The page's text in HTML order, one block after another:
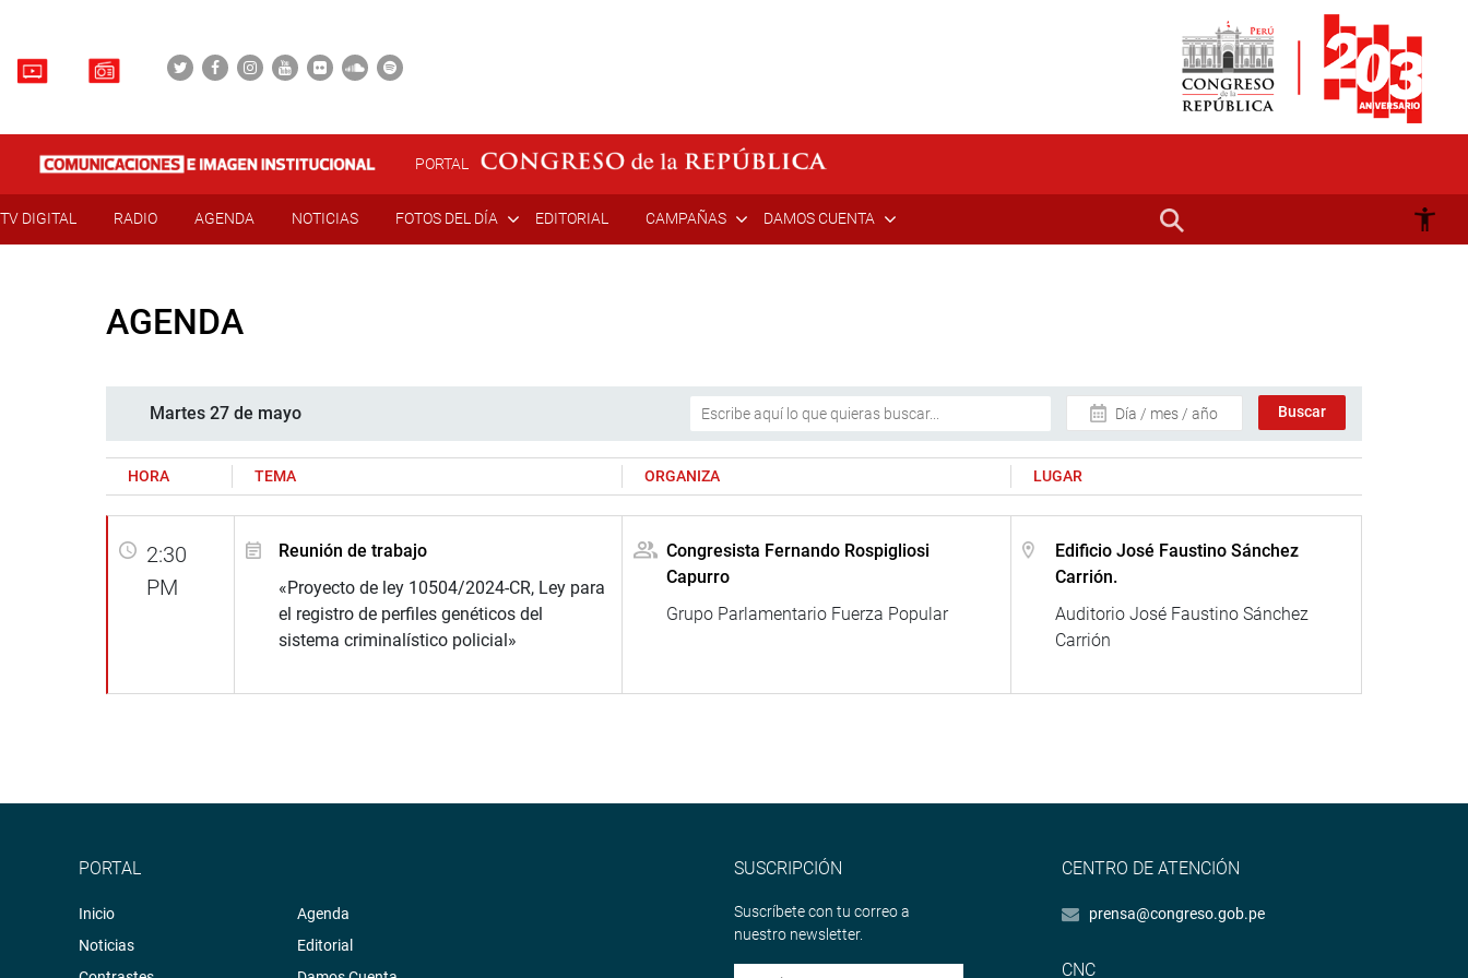
PORTAL
TV DIGITAL RADIO AGENDA NOTICIAS FOTOS DEL DÍA EDITORIAL CAMPAÑAS DAMOS CUENTA
AGENDA
Martes 27 de mayo Día / mes / año
HORA TEMA ORGANIZA LUGAR
2:30
PM
Reunión de trabajo
«Proyecto de ley 10504/2024-CR, Ley para
el registro de perfiles genéticos del
sistema criminalístico policial»
Congresista Fernando Rospigliosi
Capurro
Grupo Parlamentario Fuerza Popular
Edificio José Faustino Sánchez
Carrión.
Auditorio José Faustino Sánchez
Carrión
PORTAL
Inicio
Noticias
Agenda
Editorial
SUSCRIPCIÓN
Suscríbete con tu correo a
nuestro newsletter.
CENTRO DE ATENCIÓN
prensa@congreso.gob.pe
CNC